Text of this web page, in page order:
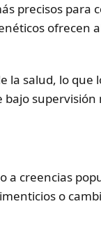
precisos para
ofrecen
la salud, lo que
supervisión
a creencias
o